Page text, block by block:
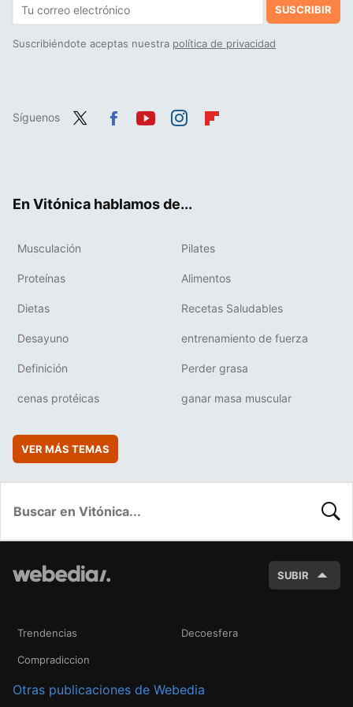
SUSCRIBIR
Suscribiéndote aceptas nuestra política de privacidad
Síguenos
En Vitónica hablamos de...
Musculación Pilates
Proteínas Alimentos
Dietas Recetas Saludables
Desayuno entrenamiento de fuerza
Definición Perder grasa
cenas protéicas ganar masa muscular
VER MÁS TEMAS
SUBIR
Trendencias Decoesfera
Compradiccion
Otras publicaciones de Webedia